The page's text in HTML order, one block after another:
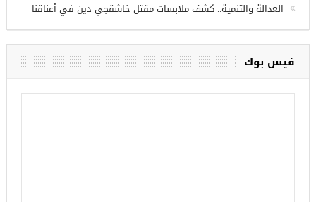
أردوغان يفتتح القسم الثاني من خط مترو ” أوسكودار- جكمة كوي”
الأحد المقبل
تركيا تحتل المرتبة الأولى عالميا بالمساعدات الإنسانية في 2017
العدالة والتنمية.. كشف ملابسات مقتل خاشقجي دين في أعناقنا